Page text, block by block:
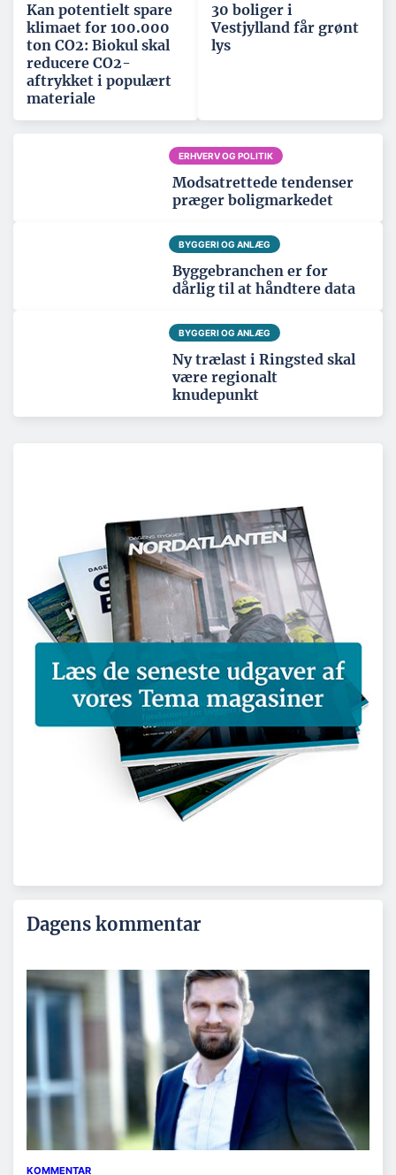
Kan potentielt spare
klimaet for 100.000
ton CO2: Biokul skal
reducere CO2-
aftrykket i populært
materiale
30 boliger i
Vestjylland får grønt
lys
ERHVERV OG POLITIK
Modsatrettede tendenser
præger boligmarkedet
BYGGERI OG ANLÆG
Byggebranchen er for
dårlig til at håndtere data
BYGGERI OG ANLÆG
Ny trælast i Ringsted skal
være regionalt
knudepunkt
Dagens kommentar
KOMMENTAR